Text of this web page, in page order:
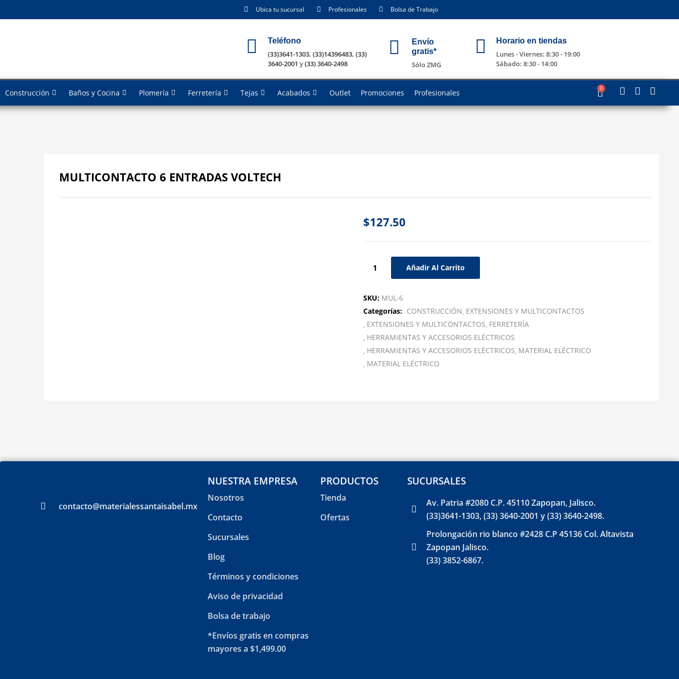
Ubica tu sucursal Profesionales Bolsa de Trabajo
Teléfono
(33)3641-1303, (33)14396483, (33)
3640-2001 y(33) 3640-2498
Envío
gratis*
Sólo ZMG
Horario en tiendas
Lunes - Viernes: 8:30 - 19:00
Sábado: 8:30 - 14:00
Construcción Baños y Cocina Plomería Ferretería Tejas Acabados Outlet Promociones Profesionales 0
MULTICONTACTO 6 ENTRADAS VOLTECH
$127.50
Añadir Al Carrito
SKU: MUL-6
Categorías: CONSTRUCCIÓN EXTENSIONES Y MULTICONTACTOS
EXTENSIONES Y MULTICONTACTOS FERRETERÍA
HERRAMIENTAS Y ACCESORIOS ELÉCTRICOS
HERRAMIENTAS Y ACCESORIOS ELÉCTRICOS MATERIAL ELÉCTRICO
MATERIAL ELÉCTRICO
contacto@materialessantaisabel.mx
NUESTRA EMPRESA
Nosotros
Contacto
Sucursales
Blog
Términos y condiciones
Aviso de privacidad
Bolsa de trabajo
*Envíos gratis en compras
mayores a $1,499.00
PRODUCTOS
Tienda
Ofertas
SUCURSALES
Av. Patria #2080 C.P. 45110 Zapopan, Jalisco.
(33)3641-1303, (33) 3640-2001 y (33) 3640-2498.
Prolongación rio blanco #2428 C.P 45136 Col. Altavista
Zapopan Jalisco.
(33) 3852-6867.